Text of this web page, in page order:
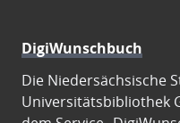
DigiWunschbuch
Die Niedersächsische
Universitätsbibliothek